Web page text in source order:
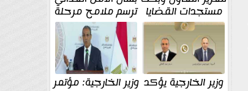
مستجدات القضايا
الإقليمية والدولية
ترسم ملامح مرحلة
جديدة
وزير الخارجية يؤكد وزير الخارجية: مؤتمر